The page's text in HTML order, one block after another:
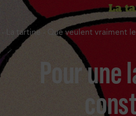
La
- La tartine - Que veulent vraiment
Pour une